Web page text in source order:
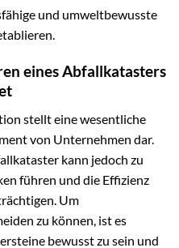
und umweltbewusste
eines Abfallkatasters
stellt eine wesentliche
von Unternehmen dar.
kann jedoch zu
führen und die Effizienz
Um
zu können, ist es
bewusst zu sein und